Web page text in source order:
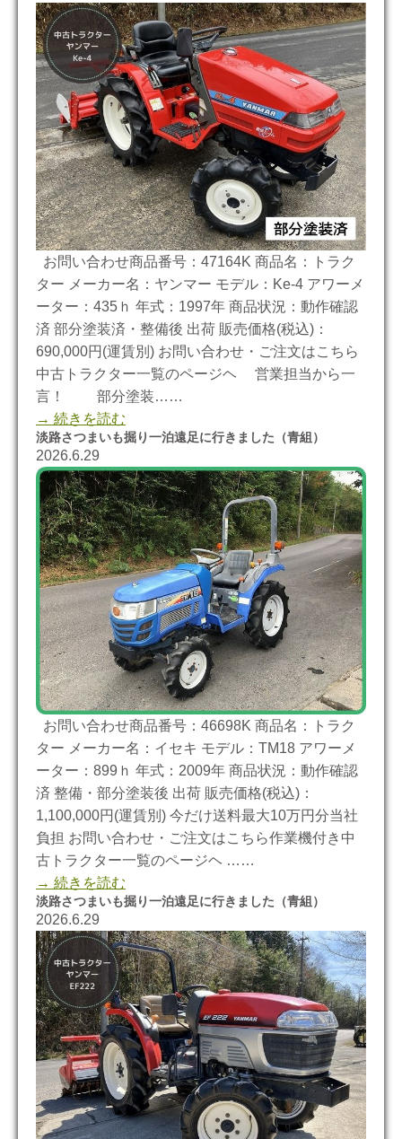
お問い合わせ商品番号：47164K 商品名：トラク
ター メーカー名：ヤンマー モデル：Ke-4 アワーメ
ーター：435ｈ 年式：1997年 商品状況：動作確認
済 部分塗装済・整備後 出荷 販売価格(税込)：
690,000円(運賃別) お問い合わせ・ご注文はこちら
中古トラクター一覧のページヘ 営業担当から一
言！ 部分塗装……
→ 続きを読む
淡路さつまいも掘り一泊遠足に行きました（青組）
2026.6.29
お問い合わせ商品番号：46698K 商品名：トラク
ター メーカー名：イセキ モデル：TM18 アワーメ
ーター：899ｈ 年式：2009年 商品状況：動作確認
済 整備・部分塗装後 出荷 販売価格(税込)：
1,100,000円(運賃別) 今だけ送料最大10万円分当社
負担 お問い合わせ・ご注文はこちら作業機付き中
古トラクター一覧のページヘ ……
→ 続きを読む
淡路さつまいも掘り一泊遠足に行きました（青組）
2026.6.29